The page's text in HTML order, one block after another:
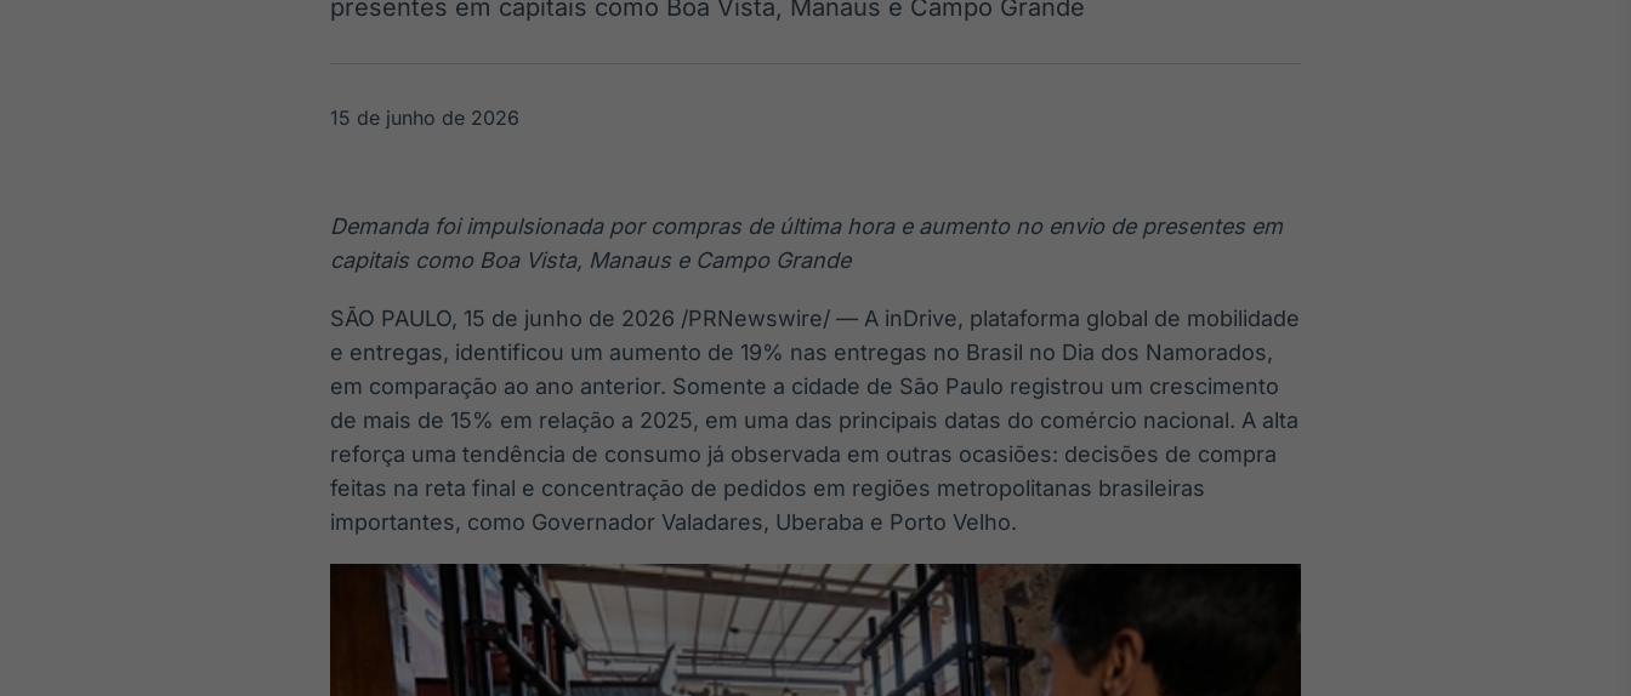
OTC
Datafeed
dados
Ticker
Widgets
Wallboard
Curadoria
Monitoramento
inteligente de
notícias e
A melhor
plataforma para
no Brasil
Em breve Em breve
presentes em capitais como Boa Vista, Manaus e Campo Grande
15 de junho de 2026
Demanda foi impulsionada por compras de última hora e aumento no envio de presentes em
capitais como Boa Vista, Manaus e Campo Grande
SÃO PAULO, 15 de junho de 2026 /PRNewswire/ — A inDrive, plataforma global de mobilidade
e entregas, identificou um aumento de 19% nas entregas no Brasil no Dia dos Namorados,
em comparação ao ano anterior. Somente a cidade de São Paulo registrou um crescimento
de mais de 15% em relação a 2025, em uma das principais datas do comércio nacional. A alta
reforça uma tendência de consumo já observada em outras ocasiões: decisões de compra
feitas na reta final e concentração de pedidos em regiões metropolitanas brasileiras
importantes, como Governador Valadares, Uberaba e Porto Velho.